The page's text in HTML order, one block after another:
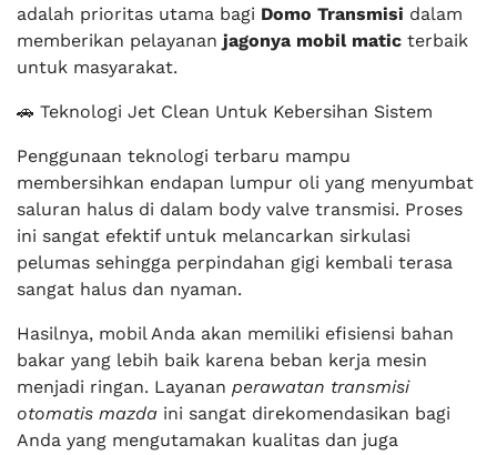
adalah prioritas utama bagi Domo Transmisi dalam
memberikan pelayanan jagonya mobil matic terbaik
untuk masyarakat.
🚗 Teknologi Jet Clean Untuk Kebersihan Sistem
Penggunaan teknologi terbaru mampu
membersihkan endapan lumpur oli yang menyumbat
saluran halus di dalam body valve transmisi. Proses
ini sangat efektif untuk melancarkan sirkulasi
pelumas sehingga perpindahan gigi kembali terasa
sangat halus dan nyaman.
Hasilnya, mobil Anda akan memiliki efisiensi bahan
bakar yang lebih baik karena beban kerja mesin
menjadi ringan. Layanan perawatan transmisi
otomatis mazda ini sangat direkomendasikan bagi
Anda yang mengutamakan kualitas dan juga